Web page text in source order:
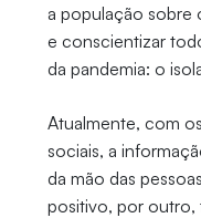
a população sobre
e conscientizar
da pandemia: o
Atualmente, com
sociais, a
da mão das
positivo, por outro,